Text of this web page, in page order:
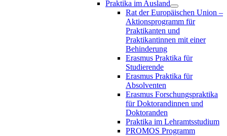
Praktika im Ausland
Rat der Europäischen Union –
Aktionsprogramm für
Praktikanten und
Praktikantinnen mit einer
Behinderung
Erasmus Praktika für
Studierende
Erasmus Praktika für
Absolventen
Erasmus Forschungspraktika
für Doktorandinnen und
Doktoranden
Praktika im Lehramtsstudium
PROMOS Programm